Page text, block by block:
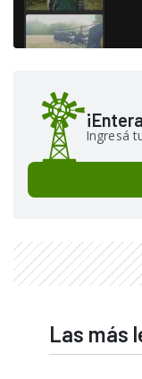
Ingresá
Las más